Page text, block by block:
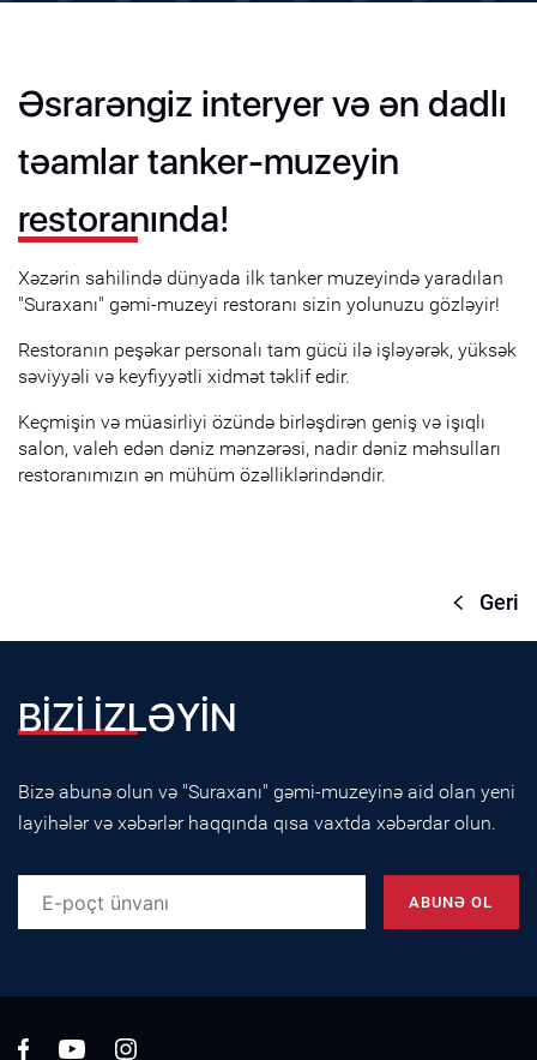
Əsrarəngiz interyer və ən dadlı
təamlar tanker-muzeyin
restoranında!
Xəzərin sahilində dünyada ilk tanker muzeyində yaradılan
"Suraxanı" gəmi-muzeyi restoranı sizin yolunuzu gözləyir!
Restoranın peşəkar personalı tam gücü ilə işləyərək, yüksək
səviyyəli və keyfiyyətli xidmət təklif edir.
Keçmişin və müasirliyi özündə birləşdirən geniş və işıqlı
salon, valeh edən dəniz mənzərəsi, nadir dəniz məhsulları
restoranımızın ən mühüm özəlliklərindəndir.
Geri
BİZİ İZLƏYİN
Bizə abunə olun və "Suraxanı" gəmi-muzeyinə aid olan yeni
layihələr və xəbərlər haqqında qısa vaxtda xəbərdar olun.